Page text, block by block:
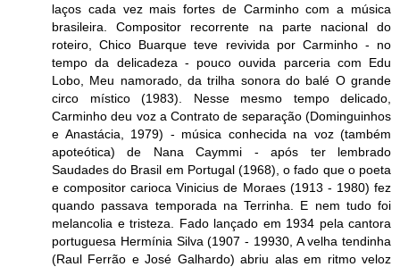
laços cada vez mais fortes de Carminho com a música
brasileira. Compositor recorrente na parte nacional do
roteiro, Chico Buarque teve revivida por Carminho - no
tempo da delicadeza - pouco ouvida parceria com Edu
Lobo, Meu namorado, da trilha sonora do balé O grande
circo místico (1983). Nesse mesmo tempo delicado,
Carminho deu voz a Contrato de separação (Dominguinhos
e Anastácia, 1979) - música conhecida na voz (também
apoteótica) de Nana Caymmi - após ter lembrado
Saudades do Brasil em Portugal (1968), o fado que o poeta
e compositor carioca Vinicius de Moraes (1913 - 1980) fez
quando passava temporada na Terrinha. E nem tudo foi
melancolia e tristeza. Fado lançado em 1934 pela cantora
portuguesa Hermínia Silva (1907 - 19930, A velha tendinha
(Raul Ferrão e José Galhardo) abriu alas em ritmo veloz